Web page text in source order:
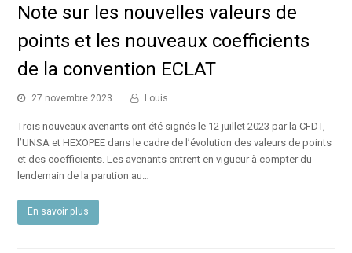
Note sur les nouvelles valeurs de
points et les nouveaux coefficients
de la convention ECLAT
27 novembre 2023 Louis
Trois nouveaux avenants ont été signés le 12 juillet 2023 par la CFDT,
l’UNSA et HEXOPEE dans le cadre de l’évolution des valeurs de points
et des coefficients. Les avenants entrent en vigueur à compter du
lendemain de la parution au…
En savoir plus